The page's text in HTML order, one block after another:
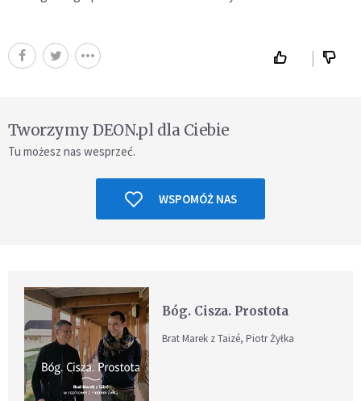
Tworzymy DEON.pl dla Ciebie
Tu możesz nas wesprzeć.
WSPOMÓŻ NAS
Bóg. Cisza. Prostota
Brat Marek z Taizé, Piotr Żyłka